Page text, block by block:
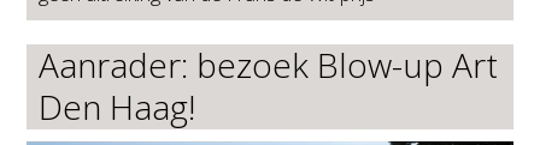
Aanrader: bezoek Blow-up Art
Den Haag!